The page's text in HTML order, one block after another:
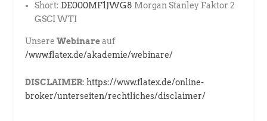
Short: DE000MF1JWG8 Morgan Stanley Faktor 2
GSCI WTI
UnsereWebinareauf
/www.flatex.de/akademie/webinare/
DISCLAIMER: https://www.flatex.de/online-
broker/unterseiten/rechtliches/disclaimer/